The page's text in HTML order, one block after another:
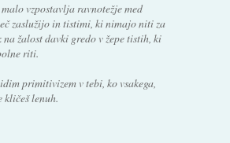
malo vzpostavlja ravnotežje med
zaslužijo in tistimi, ki nimajo niti za
na žalost davki gredo v žepe tistih, ki
riti.
primitivizem v tebi, ko vsakega,
kličeš lenuh.